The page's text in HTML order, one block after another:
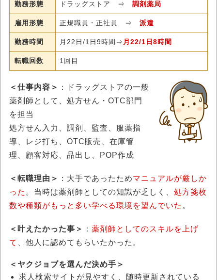
勤務形態 ドラッグストア ⇒ 調剤薬局
雇用形態 正規職員・正社員 ⇒ 派遣
勤務時間 月22日/1日9時間⇒ 月22/1日8時間
転職回数 1回目
＜仕事内容＞
：ドラッグストアの一般
薬剤師として、処方せん・OTC部門
を担当
処方せん入力、調剤、監査、服薬指
導、レジ打ち、OTC販売、在庫管
理、顧客対応、品出し、POP作成
＜転職理由＞ ：大手であったためマニュアルが厳しか
った 。当時は薬剤師としての知識が乏しく、 処方箋枚
数や種類がもっと多い学べる環境を望んでいた 。
＜叶えたかった事＞ ： 薬剤師としてのスキルを上げ
て
、他人に認めてもらいたかった。
＜ ヤクジョブを選んだ決め手 ＞
求人検索サイトが見やすく、随時更新されている